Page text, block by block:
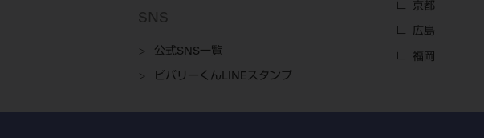
SNS
公式SNS一覧
ビバリーくんLINEスタンプ
京都
広島
福岡